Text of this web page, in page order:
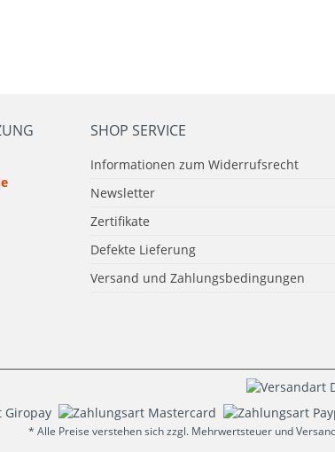
SHOP SERVICE
Informationen zum Widerrufsrecht
Newsletter
Zertifikate
Defekte Lieferung
Versand und Zahlungsbedingungen
* Alle Preise verstehen sich zzgl. Mehrwertsteuer und